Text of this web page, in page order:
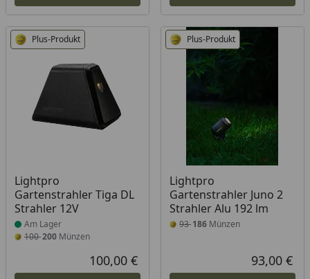
Plus-Produkt
Lightpro
Gartenstrahler Tiga DL
Strahler 12V
Produkt am Lager
Am Lager
100200 Münzen
Aktueller Preis
100,00 €
Plus-Produkt
Lightpro
Gartenstrahler Juno 2
Strahler Alu 192 lm
93186Münzen
93,00 €